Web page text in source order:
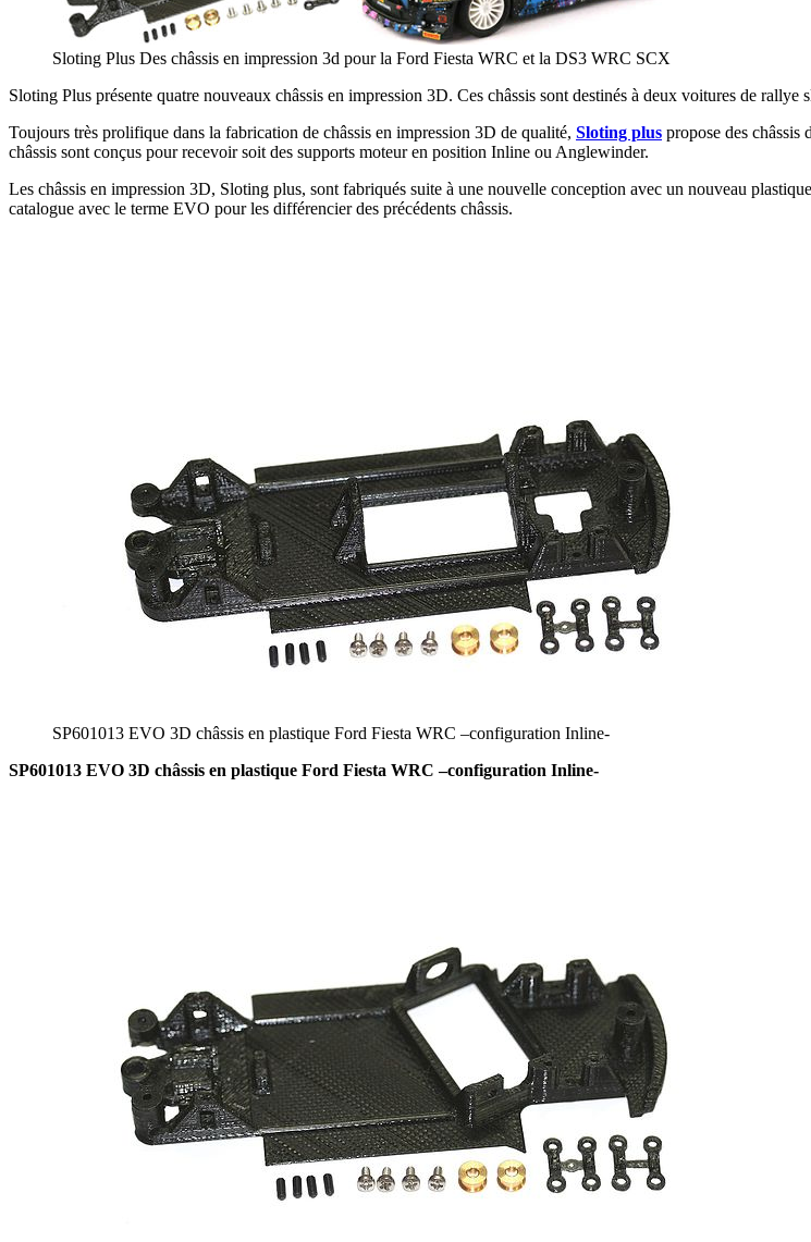
Sloting Plus Des châssis en impression 3d pour la Ford Fiesta WRC et la DS3 WRC SCX
Sloting Plus présente quatre nouveaux châssis en impression 3D. Ces châssis sont destinés à deux voitures de
Toujours très prolifique dans la fabrication de châssis en impression 3D de qualité, Sloting plus propose des châssis
châssis sont conçus pour recevoir soit des supports moteur en position Inline ou Anglewinder.
Les châssis en impression 3D, Sloting plus, sont fabriqués suite à une nouvelle conception avec un nouveau
catalogue avec le terme EVO pour les différencier des précédents châssis.
SP601013 EVO 3D châssis en plastique Ford Fiesta WRC –configuration Inline-
SP601013 EVO 3D châssis en plastique Ford Fiesta WRC –configuration Inline-